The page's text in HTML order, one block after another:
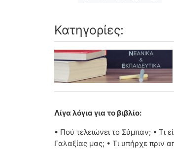
Κατηγορίες:
Λίγα λόγια για το βιβλίο:
• Πού τελειώνει το Σύμπαν; • Τι
Γαλαξίας μας; • Τι υπήρχε πριν